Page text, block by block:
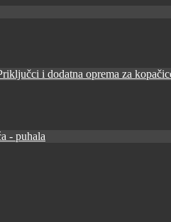
i dodatna oprema za
- puhala